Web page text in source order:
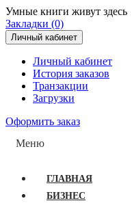
Умные книги живут здесь
Закладки (0)
Личный кабинет
Личный кабинет
История заказов
Транзакции
Загрузки
Оформить заказ
Меню
ГЛАВНАЯ
БИЗНЕС